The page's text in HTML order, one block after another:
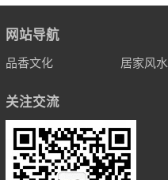
网站导航
品香文化 居家风水
关注交流